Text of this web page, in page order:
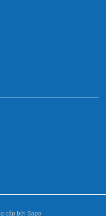
cấp bởi Sapo